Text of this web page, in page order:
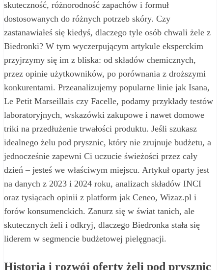
skuteczność, różnorodność zapachów i formuł
dostosowanych do różnych potrzeb skóry. Czy
zastanawiałeś się kiedyś, dlaczego tyle osób chwali żele z
Biedronki? W tym wyczerpującym artykule eksperckim
przyjrzymy się im z bliska: od składów chemicznych,
przez opinie użytkowników, po porównania z droższymi
konkurentami. Przeanalizujemy popularne linie jak Isana,
Le Petit Marseillais czy Facelle, podamy przykłady testów
laboratoryjnych, wskazówki zakupowe i nawet domowe
triki na przedłużenie trwałości produktu. Jeśli szukasz
idealnego żelu pod prysznic, który nie zrujnuje budżetu, a
jednocześnie zapewni Ci uczucie świeżości przez cały
dzień – jesteś we właściwym miejscu. Artykuł oparty jest
na danych z 2023 i 2024 roku, analizach składów INCI
oraz tysiącach opinii z platform jak Ceneo, Wizaz.pl i
forów konsumenckich. Zanurz się w świat tanich, ale
skutecznych żeli i odkryj, dlaczego Biedronka stała się
liderem w segmencie budżetowej pielęgnacji.
Historia i rozwój oferty żeli pod prysznic